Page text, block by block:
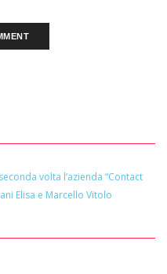
volta l’azienda “Contact
Elisa e Marcello Vitolo